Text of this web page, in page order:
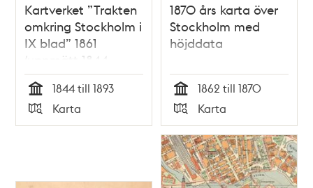
Kartverket ”Trakten
omkring Stockholm i
IX blad” 1861
(uppmätt 1844-
1850, översedd 1891-
1893)
Tid
1844 till 1893
Typ
Karta
1870 års karta över
Stockholm med
höjddata
Tid
1862 till 1870
Typ
Karta